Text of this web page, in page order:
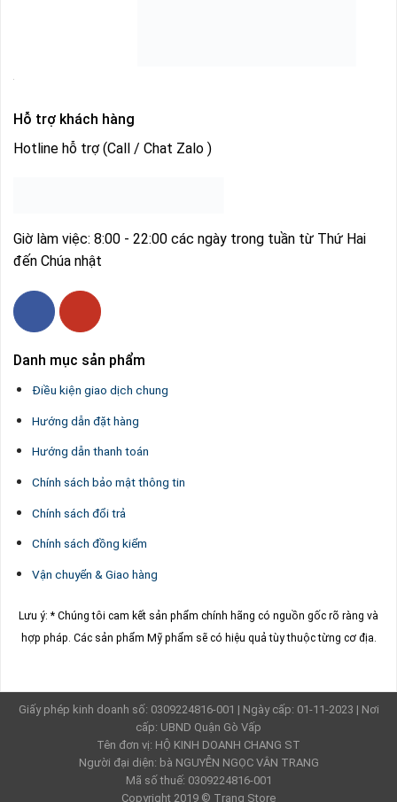
Hỗ trợ khách hàng
Hotline hỗ trợ (Call / Chat Zalo )
Giờ làm việc: 8:00 - 22:00 các ngày trong tuần từ Thứ Hai
đến Chúa nhật
Danh mục sản phẩm
Điều kiện giao dịch chung
Hướng dẫn đặt hàng
Hướng dẫn thanh toán
Chính sách bảo mật thông tin
Chính sách đổi trả
Chính sách đồng kiểm
Vận chuyển & Giao hàng
Lưu ý: * Chúng tôi cam kết sản phẩm chính hãng có nguồn gốc rõ ràng và
hợp pháp. Các sản phẩm Mỹ phẩm sẽ có hiệu quả tùy thuộc từng cơ địa.
Giấy phép kinh doanh số: 0309224816-001 | Ngày cấp: 01-11-2023 | Nơi
cấp: UBND Quận Gò Vấp
Tên đơn vị: HỘ KINH DOANH CHANG ST
Người đại diện: bà NGUYỄN NGỌC VÂN TRANG
Mã số thuế: 0309224816-001
Copyright 2019 © Trang Store